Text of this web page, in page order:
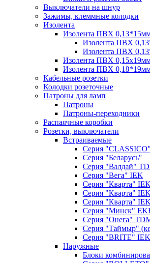
Выключатели на шнур
Зажимы, клеммные колодки
Изолента
Изолента ПВХ
Изолента ПВХ
Изолента ПВХ
Изолента ПВХ
Изолента ПВХ
Кабельные розетки
Колодки розеточные
Патроны для ламп
Патроны
Патроны-переходники
Распаячные коробки
Розетки, выключатели
Встраиваемые
Серия
Серия "Беларусь"
Серия "Валдай"
Серия "Вега" IEK
Серия "Кварта"
Серия "Кварта"
Серия "Кварта"
Серия "Минск"
Серия "Онега"
Серия "Таймыр"
Серия "BRITE" IEK
Наружные
Блоки